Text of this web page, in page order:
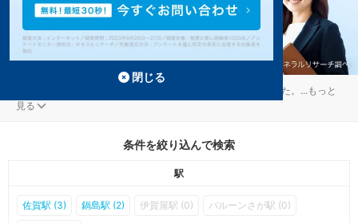
佐賀市の会社設立対策を扱う税理士事務所が3件見つかりました。 ...もっと
見る
条件を絞り込んで検索
駅
佐賀駅 (3) 鍋島駅 (2) 伊賀屋駅 (0) バルーンさが駅 (0)
閉じる